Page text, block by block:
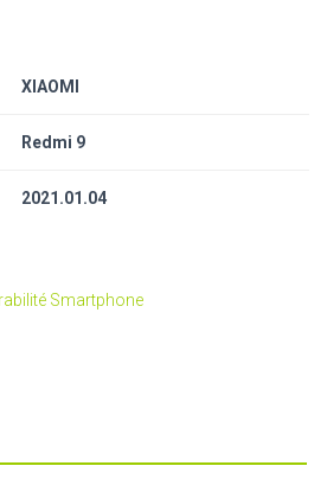
XIAOMI
Redmi 9
2021.01.04
Smartphone